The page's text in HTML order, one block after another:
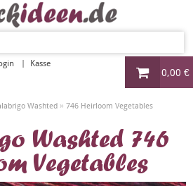
0,00 €
Kasse
Washted » 746 Heirloom Vegetables
Washted 746
Vegetables